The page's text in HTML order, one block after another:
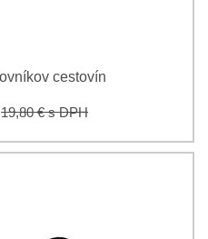
cestovín
19,80 €s DPH